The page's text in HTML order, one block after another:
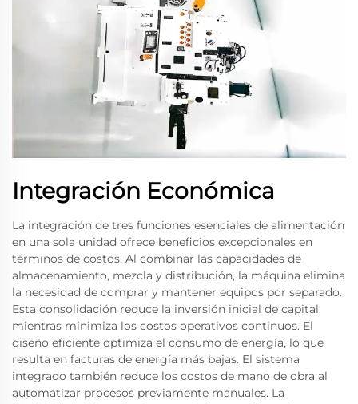
Integración Económica
La integración de tres funciones esenciales de alimentación
en una sola unidad ofrece beneficios excepcionales en
términos de costos. Al combinar las capacidades de
almacenamiento, mezcla y distribución, la máquina elimina
la necesidad de comprar y mantener equipos por separado.
Esta consolidación reduce la inversión inicial de capital
mientras minimiza los costos operativos continuos. El
diseño eficiente optimiza el consumo de energía, lo que
resulta en facturas de energía más bajas. El sistema
integrado también reduce los costos de mano de obra al
automatizar procesos previamente manuales. La